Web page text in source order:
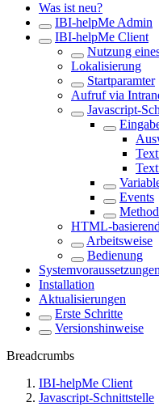
Was ist neu?
IBI-helpMe Admin
IBI-helpMe Client
Nutzung
Lokalisierung
Startparamter
Aufruf via
Javascript-
Events
HTML-
Arbeitsweise
Bedienung
Systemvoraussetzungen
Installation
Aktualisierungen
Erste Schritte
Versionshinweise
Breadcrumbs
IBI-helpMe Client
Javascript-Schnittstelle